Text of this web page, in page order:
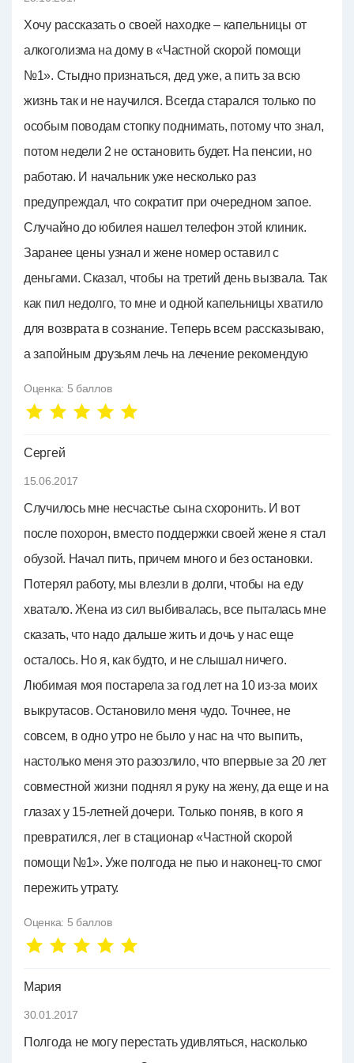
Хочу рассказать о своей находке – капельницы от
алкоголизма на дому в «Частной скорой помощи
№1». Стыдно признаться, дед уже, а пить за всю
жизнь так и не научился. Всегда старался только по
особым поводам стопку поднимать, потому что знал,
потом недели 2 не остановить будет. На пенсии, но
работаю. И начальник уже несколько раз
предупреждал, что сократит при очередном запое.
Случайно до юбилея нашел телефон этой клиник.
Заранее цены узнал и жене номер оставил с
деньгами. Сказал, чтобы на третий день вызвала. Так
как пил недолго, то мне и одной капельницы хватило
для возврата в сознание. Теперь всем рассказываю,
а запойным друзьям лечь на лечение рекомендую
Оценка: 5 баллов
Сергей
15.06.2017
Случилось мне несчастье сына схоронить. И вот
после похорон, вместо поддержки своей жене я стал
обузой. Начал пить, причем много и без остановки.
Потерял работу, мы влезли в долги, чтобы на еду
хватало. Жена из сил выбивалась, все пыталась мне
сказать, что надо дальше жить и дочь у нас еще
осталось. Но я, как будто, и не слышал ничего.
Любимая моя постарела за год лет на 10 из-за моих
выкрутасов. Остановило меня чудо. Точнее, не
совсем, в одно утро не было у нас на что выпить,
настолько меня это разозлило, что впервые за 20 лет
совместной жизни поднял я руку на жену, да еще и на
глазах у 15-летней дочери. Только поняв, в кого я
превратился, лег в стационар «Частной скорой
помощи №1». Уже полгода не пью и наконец-то смог
пережить утрату.
Оценка: 5 баллов
Мария
30.01.2017
Полгода не могу перестать удивляться, насколько